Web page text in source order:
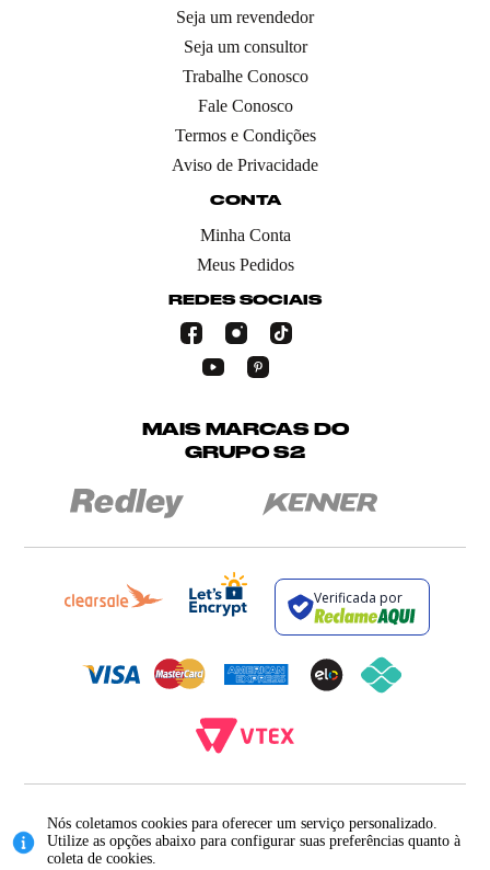
Nós coletamos cookies para oferecer um serviço personalizado.
Utilize as opções abaixo para configurar suas preferências quanto à
coleta de cookies.
Seja um revendedor
Seja um consultor
Trabalhe Conosco
Fale Conosco
Termos e Condições
Aviso de Privacidade
CONTA
Minha Conta
Meus Pedidos
REDES SOCIAIS
MAIS MARCAS DO
GRUPO S2
Verificada por
12.093.445/0002-23
RUA JUMECY RODRIGUES GOMES, 331 - ANEXO 2 - CENTRO - PIRAÍ - RIO DE
JANEIRO. CEP.: 27.175-000